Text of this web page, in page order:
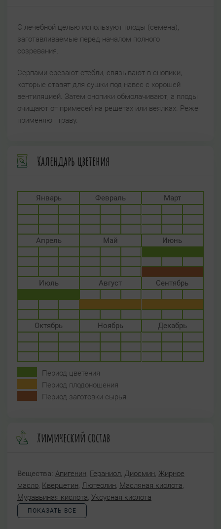
С лечебной целью используют плоды (семена),
заготавливаемые перед началом полного
созревания.
Серпами срезают стебли, связывают в снопики,
которые ставят для сушки под навес с хорошей
вентиляцией. Затем снопики обмолачивают, а плоды
очищают от примесей на решетах или веялках. Реже
применяют траву.
Календарь цветения
Январь Февраль Март
Апрель Май Июнь
Июль Август Сентябрь
Октябрь Ноябрь Декабрь
Период цветения
Период плодоношения
Период заготовки сырья
Химический состав
Вещества: Апигенин, Гераниол, Диосмин, Жирное
масло, Кверцетин, Лютеолин, Масляная кислота,
Муравьиная кислота, Уксусная кислота
ПОКАЗАТЬ ВСЕ